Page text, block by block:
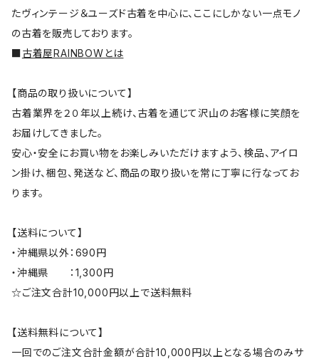
たヴィンテージ＆ユーズド古着を中心に、ここにしかない一点モノ
の古着を販売しております。
■古着屋RAINBOWとは
【商品の取り扱いについて】
古着業界を２０年以上続け、古着を通じて沢山のお客様に笑顔を
お届けしてきました。
安心・安全にお買い物をお楽しみいただけますよう、検品、アイロ
ン掛け、梱包、発送など、商品の取り扱いを常に丁寧に行なってお
ります。
【送料について】
・沖縄県以外：690円
・沖縄県 ：1,300円
☆ご注文合計10,000円以上で送料無料
【送料無料について】
一回でのご注文合計金額が合計10,000円以上となる場合のみサ